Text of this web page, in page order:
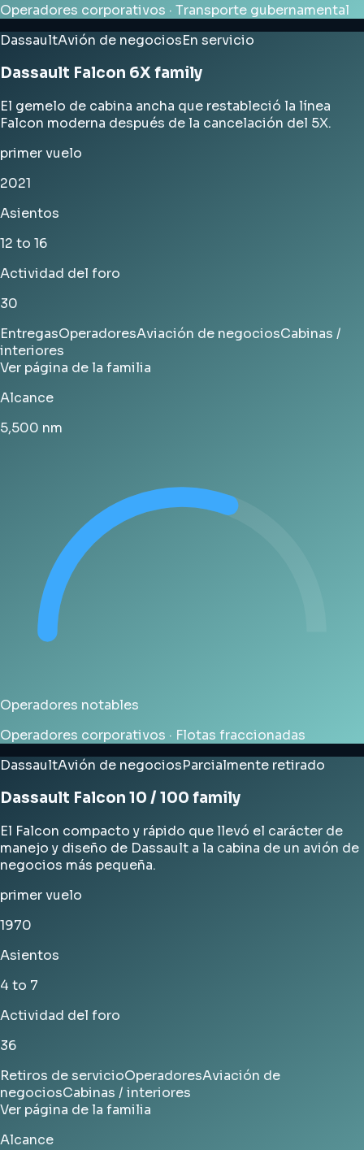
Operadores corporativos · Transporte gubernamental
DassaultAvión de negociosEn servicio
Dassault Falcon 6X family
El gemelo de cabina ancha que restableció la línea
Falcon moderna después de la cancelación del 5X.
primer vuelo
2021
Asientos
12 to 16
Actividad del foro
30
EntregasOperadoresAviación de negociosCabinas /
interiores
Ver página de la familia
Alcance
5,500 nm
Operadores notables
Operadores corporativos · Flotas fraccionadas
DassaultAvión de negociosParcialmente retirado
Dassault Falcon 10 / 100 family
El Falcon compacto y rápido que llevó el carácter de
manejo y diseño de Dassault a la cabina de un avión de
negocios más pequeña.
primer vuelo
1970
Asientos
4 to 7
Actividad del foro
36
Retiros de servicioOperadoresAviación de
negociosCabinas / interiores
Ver página de la familia
Alcance